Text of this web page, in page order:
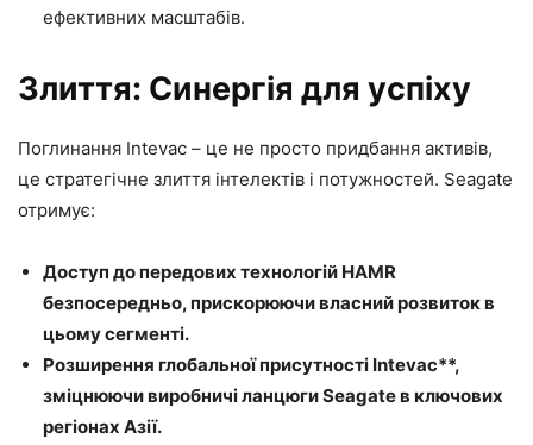
ефективних масштабів.
Злиття: Синергія для успіху
Поглинання Intevac – це не просто придбання активів,
це стратегічне злиття інтелектів і потужностей. Seagate
отримує:
Доступ до передових технологій HAMR
безпосередньо, прискорюючи власний розвиток в
цьому сегменті.
Розширення глобальної присутності Intevac**,
зміцнюючи виробничі ланцюги Seagate в ключових
регіонах Азії.